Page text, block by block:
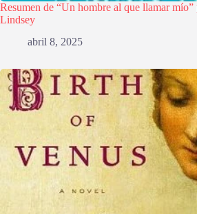
Resumen de “Un hombre al que llamar mío”
Lindsey
abril 8, 2025